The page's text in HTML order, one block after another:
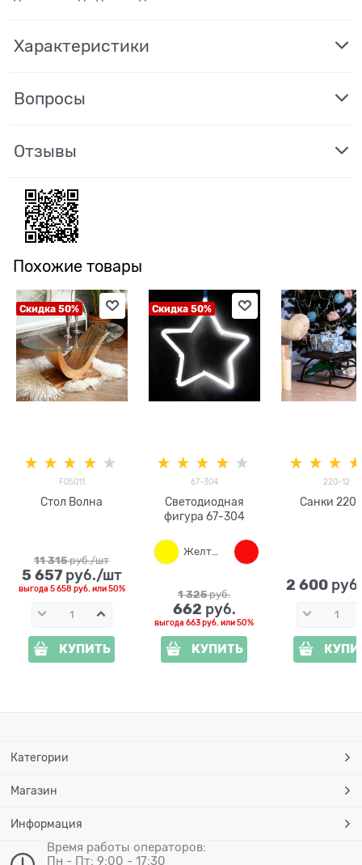
Характеристики
Вопросы
Отзывы
Похожие товары
Скидка 50%
F05011
Стол Волна
11 315 руб./шт
5 657 руб./шт
выгода 5 658 руб. или50%
КУПИТЬ
Скидка 50%
67-304
Светодиодная
фигура 67-304
Желтый
1 325 руб.
662 руб.
выгода663 руб. или50%
КУПИТЬ
220-12
Санки
2 600
Категории
Магазин
Информация
Время работы операторов:
Пн - Пт: 9:00 - 17:30